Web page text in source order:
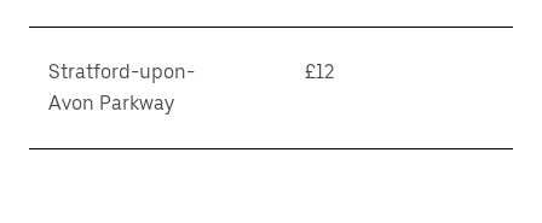
Stratford-upon-
Avon Parkway
£12